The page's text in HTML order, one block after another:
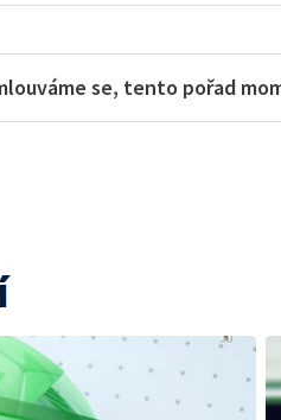
se, tento pořad